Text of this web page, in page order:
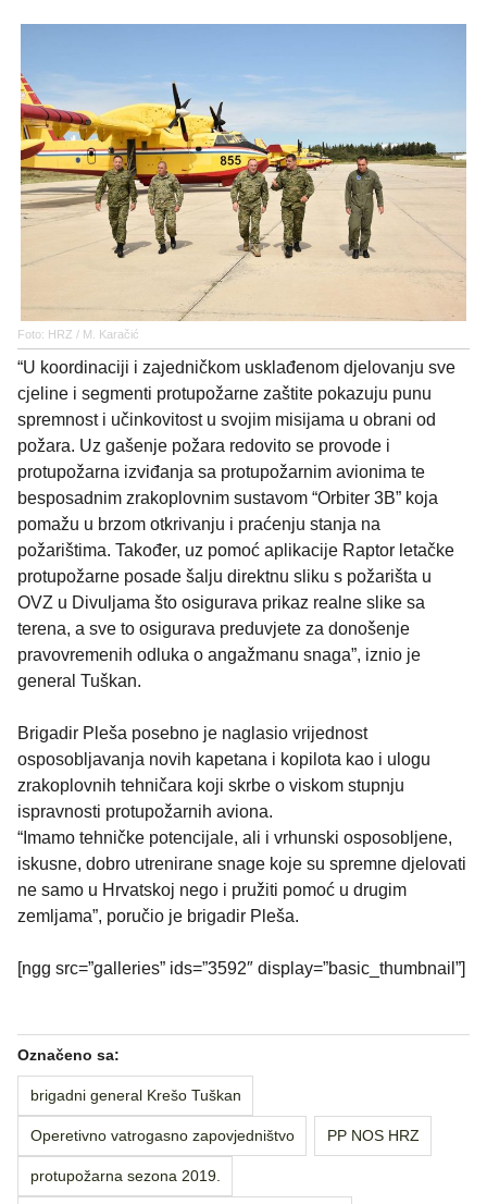
Foto: HRZ / M. Karačić
“U koordinaciji i zajedničkom usklađenom djelovanju sve
cjeline i segmenti protupožarne zaštite pokazuju punu
spremnost i učinkovitost u svojim misijama u obrani od
požara. Uz gašenje požara redovito se provode i
protupožarna izviđanja sa protupožarnim avionima te
besposadnim zrakoplovnim sustavom “Orbiter 3B” koja
pomažu u brzom otkrivanju i praćenju stanja na
požarištima. Također, uz pomoć aplikacije Raptor letačke
protupožarne posade šalju direktnu sliku s požarišta u
OVZ u Divuljama što osigurava prikaz realne slike sa
terena, a sve to osigurava preduvjete za donošenje
pravovremenih odluka o angažmanu snaga”, iznio je
general Tuškan.
Brigadir Pleša posebno je naglasio vrijednost
osposobljavanja novih kapetana i kopilota kao i ulogu
zrakoplovnih tehničara koji skrbe o viskom stupnju
ispravnosti protupožarnih aviona.
“Imamo tehničke potencijale, ali i vrhunski osposobljene,
iskusne, dobro utrenirane snage koje su spremne djelovati
ne samo u Hrvatskoj nego i pružiti pomoć u drugim
zemljama”, poručio je brigadir Pleša.
[ngg src=”galleries” ids=”3592″ display=”basic_thumbnail”]
Označeno sa:
brigadni general Krešo Tuškan
Operetivno vatrogasno zapovjedništvo PP NOS HRZ
protupožarna sezona 2019.